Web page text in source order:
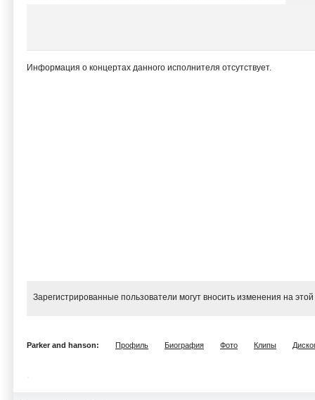
Информация о концертах данного исполнителя отсутствует.
Зарегистрированные пользователи могут вносить изменения на
Parker and hanson: Профиль Биография Фото Клипы